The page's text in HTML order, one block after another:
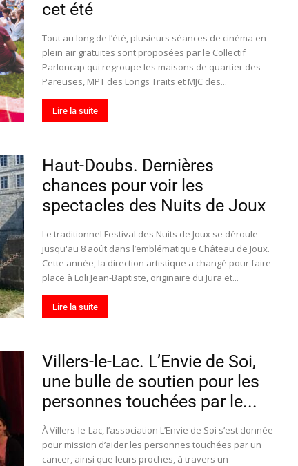
l'info
locale
–
cet été
Tout au long de l’été, plusieurs séances de cinéma en
plein air gratuites sont proposées par le Collectif
Parloncap qui regroupe les maisons de quartier des
Pareuses, MPT des Longs Traits et MJC des...
Lire la suite
Haut-Doubs. Dernières
chances pour voir les
spectacles des Nuits de Joux
Le traditionnel Festival des Nuits de Joux se déroule
jusqu'au 8 août dans l’emblématique Château de Joux.
Cette année, la direction artistique a changé pour faire
place à Loli Jean-Baptiste, originaire du Jura et...
Lire la suite
Villers-le-Lac. L’Envie de Soi,
une bulle de soutien pour les
personnes touchées par le...
À Villers-le-Lac, l’association L’Envie de Soi s’est donnée
pour mission d’aider les personnes touchées par un
cancer, ainsi que leurs proches, à travers un